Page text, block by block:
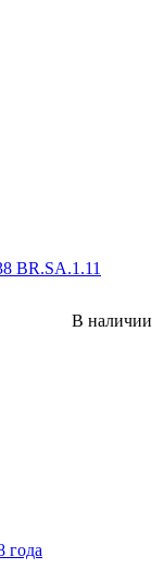
BR.SA.1.11
В наличии
года